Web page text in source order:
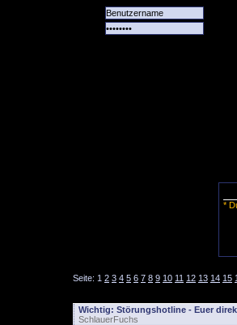
*
Seite: 1 2 3 4 5 6 7 8 9 10 11 12 13 14 15
Wichtig: Störungshotline - Euer
SchlauerFuchs